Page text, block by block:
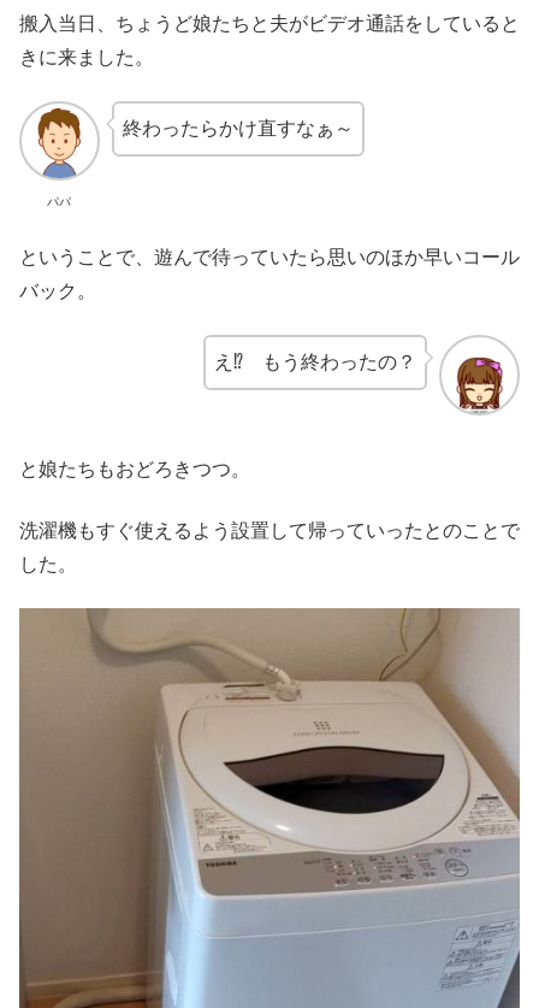
搬入当日、ちょうど娘たちと夫がビデオ通話をしていると
きに来ました。
パパ
終わったらかけ直すなぁ～
ということで、遊んで待っていたら思いのほか早いコール
バック。
え⁉ もう終わったの？
と娘たちもおどろきつつ。
洗濯機もすぐ使えるよう設置して帰っていったとのことで
した。